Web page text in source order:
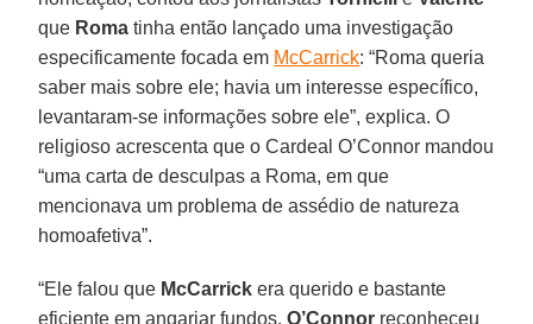
que Roma tinha então lançado uma investigação
especificamente focada em McCarrick: “Roma queria
saber mais sobre ele; havia um interesse específico,
levantaram-se informações sobre ele”, explica. O
religioso acrescenta que o Cardeal O’Connor mandou
“uma carta de desculpas a Roma, em que
mencionava um problema de assédio de natureza
homoafetiva”.
“Ele falou que McCarrick era querido e bastante
eficiente em angariar fundos.O’Connor reconheceu